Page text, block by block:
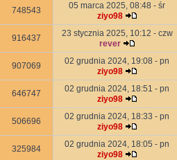
748543
05 marca 2025, 08:48 - śr
ziyo98
916437
23 stycznia 2025, 10:12 - czw
rever
907069
02 grudnia 2024, 19:08 - pn
ziyo98
646747
02 grudnia 2024, 18:51 - pn
ziyo98
506696
02 grudnia 2024, 18:33 - pn
ziyo98
325984
02 grudnia 2024, 18:05 - pn
ziyo98